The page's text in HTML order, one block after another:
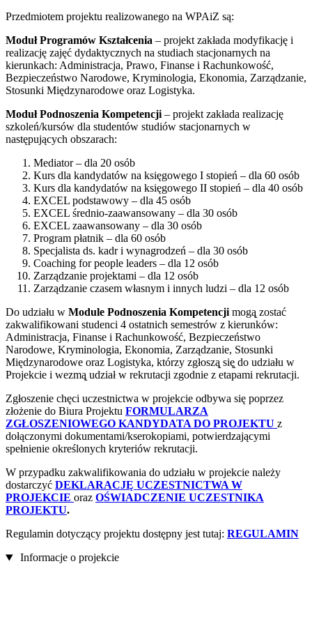
Przedmiotem projektu realizowanego na WPAiZ są:
Moduł Programów Kształcenia – projekt zakłada modyfikację i
realizację zajęć dydaktycznych na studiach stacjonarnych na
kierunkach: Administracja, Prawo, Finanse i Rachunkowość,
Bezpieczeństwo Narodowe, Kryminologia, Ekonomia, Zarządzanie,
Stosunki Międzynarodowe oraz Logistyka.
Moduł Podnoszenia Kompetencji– projekt zakłada realizację
szkoleń/kursów dla studentów studiów stacjonarnych w
następujących obszarach:
Mediator – dla 20 osób
Kurs dla kandydatów na księgowego I stopień – dla 60 osób
Kurs dla kandydatów na księgowego II stopień – dla 40 osób
EXCEL podstawowy – dla 45 osób
EXCEL średnio-zaawansowany – dla 30 osób
EXCEL zaawansowany – dla 30 osób
Program płatnik – dla 60 osób
Specjalista ds. kadr i wynagrodzeń – dla 30 osób
Coaching for people leaders – dla 12 osób
Zarządzanie projektami – dla 12 osób
Zarządzanie czasem własnym i innych ludzi – dla 12 osób
Do udziału w Module Podnoszenia Kompetencjimogą̨ zostać
zakwalifikowani studenci 4 ostatnich semestrów z kierunków:
Administracja, Finanse i Rachunkowość, Bezpieczeństwo
Narodowe, Kryminologia, Ekonomia, Zarządzanie, Stosunki
Międzynarodowe oraz Logistyka, którzy zgłoszą̨ się̨ do udziału w
Projekcie i wezmą̨ udział w rekrutacji zgodnie z etapami rekrutacji.
Zgłoszenie chęci uczestnictwa w projekcie odbywa się poprzez
złożenie do Biura Projektu FORMULARZA
ZGŁOSZENIOWEGO KANDYDATA DO PROJEKTU z
dołączonymi dokumentami/kserokopiami, potwierdzającymi
spełnienie określonych kryteriów rekrutacji.
W przypadku zakwalifikowania do udziału w projekcie należy
dostarczyć DEKLARACJĘ UCZESTNICTWA W
PROJEKCIE oraz OŚWIADCZENIE UCZESTNIKA
PROJEKTU.
Regulamin dotyczący projektu dostępny jest tutaj: REGULAMIN
Informacje o projekcie